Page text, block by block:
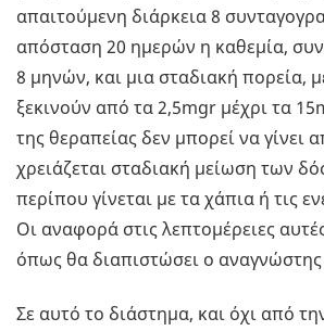
απαιτούμενη διάρκεια 8
απόσταση 20 ημερών η καθεμία,
8 μηνών, και μια σταδιακή πορεία,
ξεκινούν από τα 2,5mgr μέχρι τα
της θεραπείας δεν μπορεί να γίνει
χρειάζεται σταδιακή μείωση των
περίπου γίνεται με τα χάπια ή τις
Οι αναφορά στις λεπτομέρειες
όπως θα διαπιστώσει ο
Σε αυτό το διάστημα, και όχι από